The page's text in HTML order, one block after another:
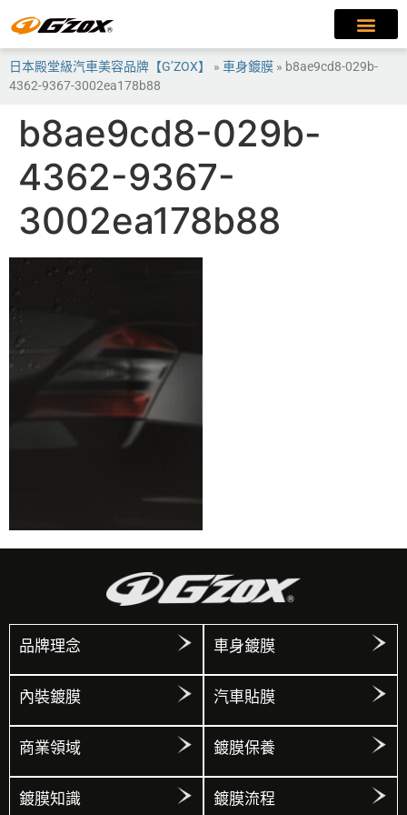
日本殿堂級汽車美容品牌【G’ZOX】 » 車身鍍膜 » b8ae9cd8-029b-
4362-9367-3002ea178b88
b8ae9cd8-029b-
4362-9367-
3002ea178b88
品牌理念 車身鍍膜
內裝鍍膜 汽車貼膜
商業領域 鍍膜保養
鍍膜知識 鍍膜流程